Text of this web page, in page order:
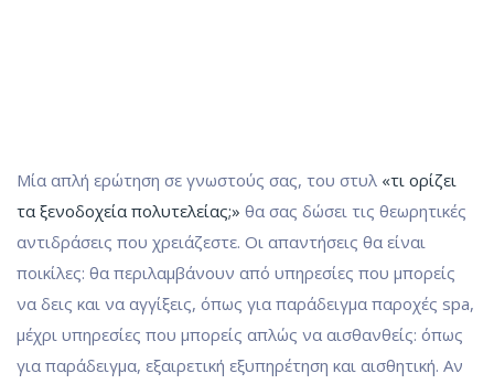
Μία απλή ερώτηση σε γνωστούς σας, του στυλ «τι ορίζει
τα ξενοδοχεία πολυτελείας;» θα σας δώσει τις θεωρητικές
αντιδράσεις που χρειάζεστε. Οι απαντήσεις θα είναι
ποικίλες: θα περιλαμβάνουν από υπηρεσίες που μπορείς
να δεις και να αγγίξεις, όπως για παράδειγμα παροχές spa,
μέχρι υπηρεσίες που μπορείς απλώς να αισθανθείς: όπως
για παράδειγμα, εξαιρετική εξυπηρέτηση και αισθητική. Αν